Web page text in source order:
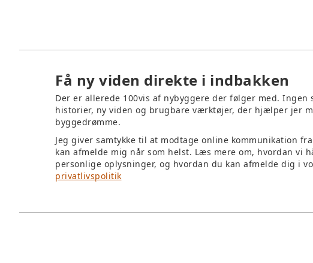
Få ny viden direkte i indbakken
Der er allerede 100vis af nybyggere der følger med.
historier, ny viden og brugbare værktøjer, der hjælper jer
byggedrømme.
Jeg giver samtykke til at modtage online kommunikation
kan afmelde mig når som helst. Læs mere om, hvordan vi
personlige oplysninger, og hvordan du kan afmelde dig i
privatlivspolitik